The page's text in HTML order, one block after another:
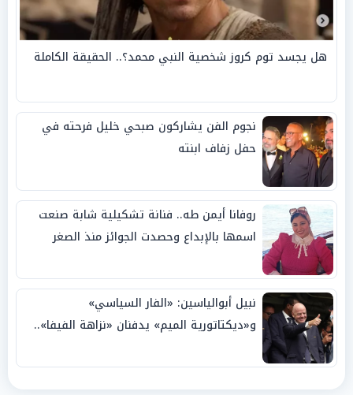
هل يجسد توم كروز شخصية النبي محمد؟.. الحقيقة الكاملة
نجوم الفن يشاركون صبحي خليل فرحته في
حفل زفاف ابنته
روفانا أيمن طه.. فنانة تشكيلية شابة صنعت
اسمها بالإبداع وحصدت الجوائز منذ الصغر
نبيل أبوالياسين: «الفار السياسي»
و«ديكتاتورية الميم» يدفنان «نزاهة الفيفا»..